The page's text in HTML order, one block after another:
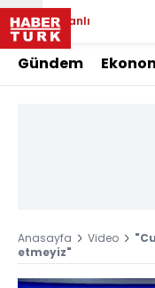
Canlı
Gündem
Anasayfa Video
etmeyiz"